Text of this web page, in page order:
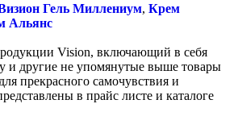
Гель Миллениум, Крем
Альянс
Vision, включающий в себя
и другие не упомянутые выше товары
прекрасного самочувствия и
в прайс листе и каталоге